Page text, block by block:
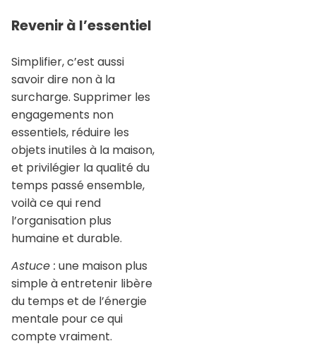
Revenir à l’essentiel
Simplifier, c’est aussi
savoir dire non à la
surcharge. Supprimer les
engagements non
essentiels, réduire les
objets inutiles à la maison,
et privilégier la qualité du
temps passé ensemble,
voilà ce qui rend
l’organisation plus
humaine et durable.
Astuce : une maison plus
simple à entretenir libère
du temps et de l’énergie
mentale pour ce qui
compte vraiment.